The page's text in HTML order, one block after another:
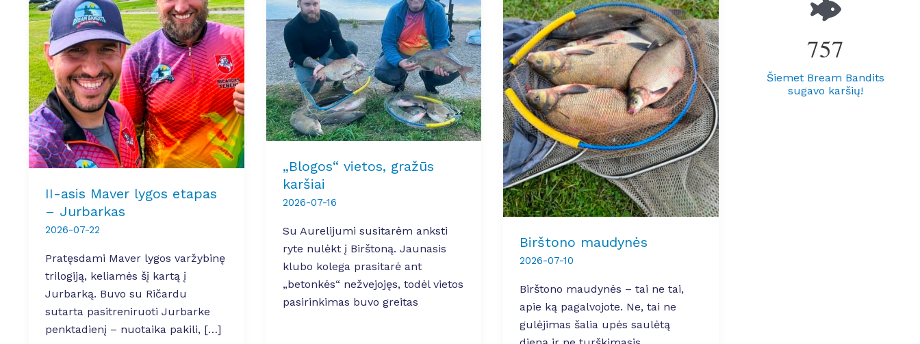
II-asis Maver lygos etapas
– Jurbarkas
2026-07-22
Pratęsdami Maver lygos varžybinę
trilogiją, keliamės šį kartą į
Jurbarką. Buvo su Ričardu
sutarta pasitreniruoti Jurbarke
penktadienį – nuotaika pakili, […]
„Blogos“ vietos, gražūs
karšiai
2026-07-16
Su Aurelijumi susitarėm anksti
ryte nulėkt į Birštoną. Jaunasis
klubo kolega prasitarė ant
„betonkės“ nežvejojęs, todėl vietos
pasirinkimas buvo greitas
Birštono maudynės
2026-07-10
Birštono maudynės – tai ne tai,
apie ką pagalvojote. Ne, tai ne
gulėjimas šalia upės saulėtą
757
Šiemet Bream Bandits
sugavo karšių!